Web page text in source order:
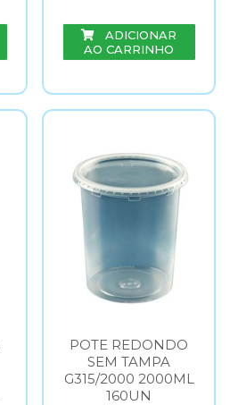
ADICIONAR
AO CARRINHO
POTE REDONDO
SEM TAMPA
G315/2000 2000ML
160UN